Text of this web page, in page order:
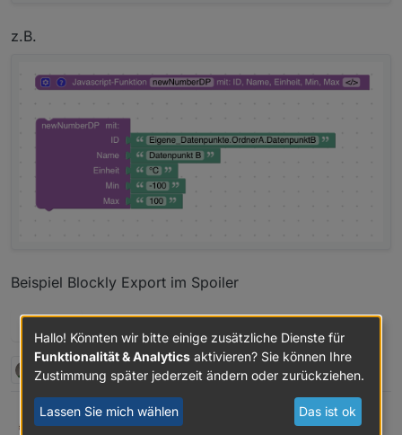
z.B.
Beispiel Blockly Export im Spoiler
Spoiler
2 Antworten 5
dslraser@thewhobox
Hallo! Könnten wir bitte einige zusätzliche Dienste für
Funktionalität & Analytics aktivieren? Sie können Ihre
Zustimmung später jederzeit ändern oder zurückziehen.
Lassen Sie mich wählen Das ist ok